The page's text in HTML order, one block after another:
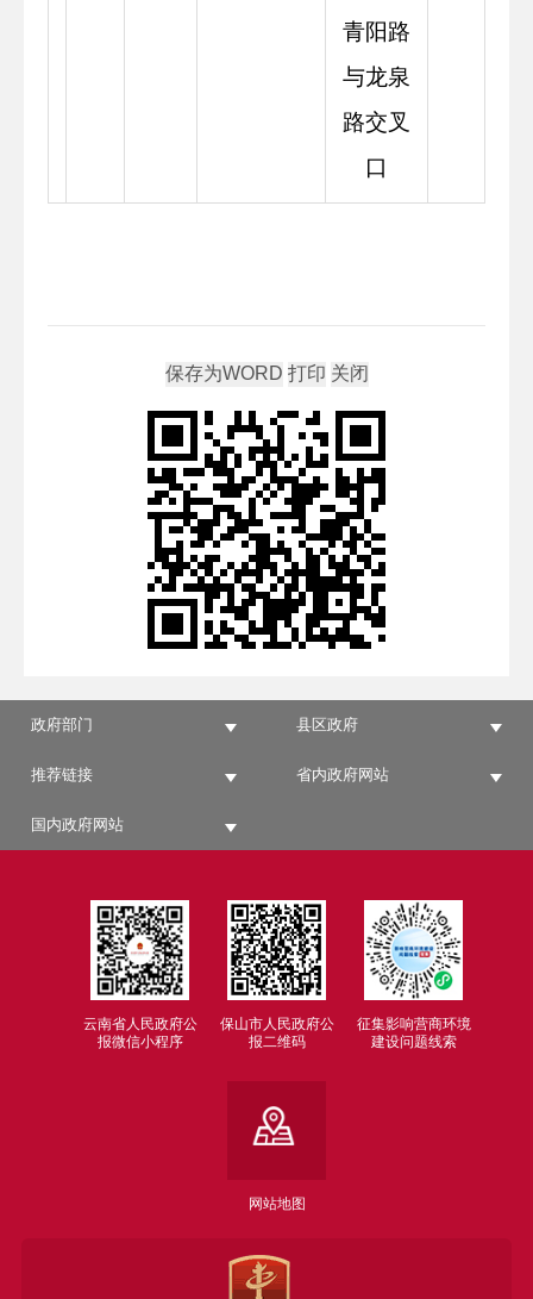
青阳路
与龙泉
路交叉
口
政府部门 县区政府
推荐链接 省内政府网站
国内政府网站
云南省人民政府公
报微信小程序
保山市人民政府公
报二维码
征集影响营商环境
建设问题线索
网站地图